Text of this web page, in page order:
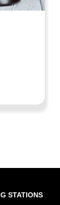
STATIONS